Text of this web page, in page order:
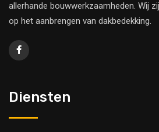
allerhande bouwwerkzaamheden. Wij
op het aanbrengen van dakbedekking.
Diensten